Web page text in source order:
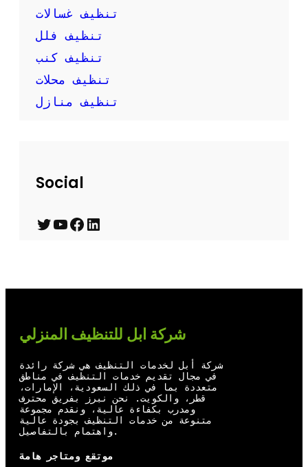
تنظيف غسالات
تنظيف فلل
تنظيف كنب
تنظيف محلات
تنظيف منازل
Social
T
t
e
r
Y
u
b
e
F
o
o
k
L
e
d
I
n
شركة ابل للتنظيف المنزلي
شركة أبل لخدمات التنظيف هي شركة رائدة
في مجال تقديم خدمات التنظيف في مناطق
متعددة بما في ذلك السعودية، الإمارات،
قطر، والكويت. نحن نبرز بفريق محترف
ومدرب بكفاءة عالية، ونقدم مجموعة
متنوعة من خدمات التنظيف بجودة عالية
واهتمام بالتفاصيل.
موتقع ومتاجر هامة